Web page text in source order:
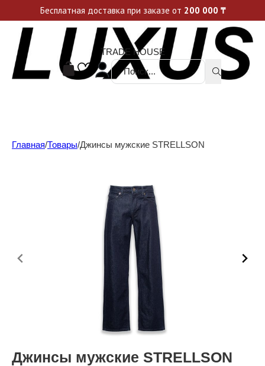
Уникальные акции и спецпредложения каждую неделю, не пропусти свой шанс
TRADE HOUSE
Поиск ...
Главная/Товары/Джинсы мужские STRELLSON
Джинсы мужские STRELLSON
Бесплатная доставка при заказе от 200 000 ₸